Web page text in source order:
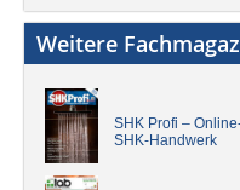
Weitere
SHK Profi –
SHK-Handwerk